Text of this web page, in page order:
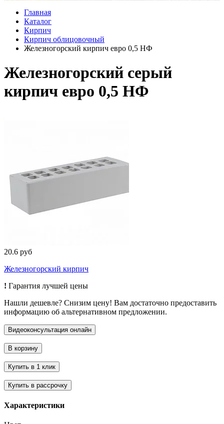
Главная
Каталог
Кирпич
Кирпич облицовочный
Железногорский кирпич евро 0,5 НФ
Железногорский серый
кирпич евро 0,5 НФ
20.6 руб
Железногорский кирпич
! Гарантия лучшей цены
Нашли дешевле? Снизим цену! Вам достаточно предоставить
информацию об альтернативном предложении.
Характеристики